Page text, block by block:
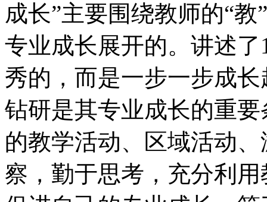
成长”主要围绕教师的“
专业成长展开的。讲述
秀的，而是一步一步成
钻研是其专业成长的重
的教学活动、区域活动
察，勤于思考，充分利